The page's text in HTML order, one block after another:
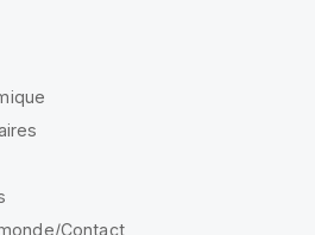
Contact